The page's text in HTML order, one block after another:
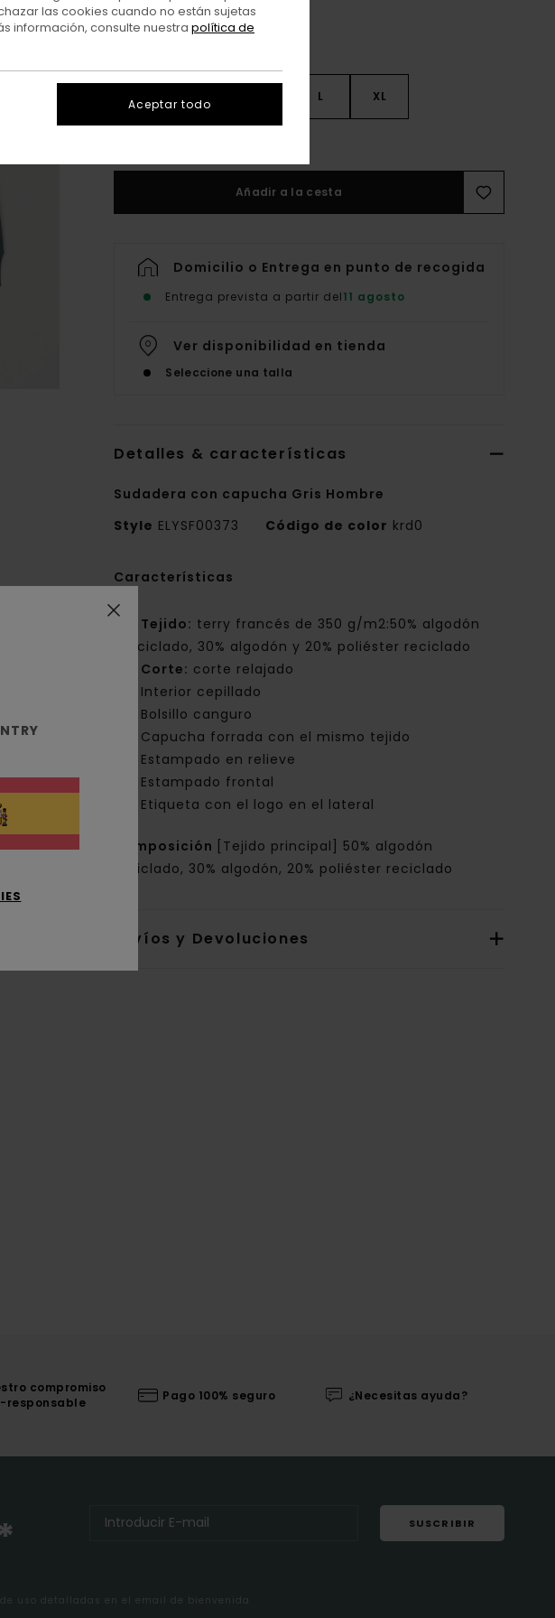
L XL
Añadir a la cesta
Domicilio o Entrega en punto de recogida
Entrega prevista a partir del11 agosto
Ver disponibilidad en tienda
Seleccione una talla
Detalles & características
Sudadera con capucha Gris Hombre
Style ELYSF00373 Código de color krd0
Características
Tejido: terry francés de 350 g/m2:50% algodón
reciclado, 30% algodón y 20% poliéster reciclado
Corte: corte relajado
Interior cepillado
Bolsillo canguro
Capucha forrada con el mismo tejido
Estampado en relieve
Estampado frontal
Etiqueta con el logo en el lateral
Composición
[Tejido principal] 50% algodón
reciclado, 30% algodón, 20% poliéster reciclado
Envíos y Devoluciones
compromiso
responsable
Pago 100% seguro ¿Necesitas ayuda?
SUSCRIBIR
uso detalladas en el email de bienvenida
las cookies cuando no están sujetas
información, consulte nuestra política de
Aceptar todo